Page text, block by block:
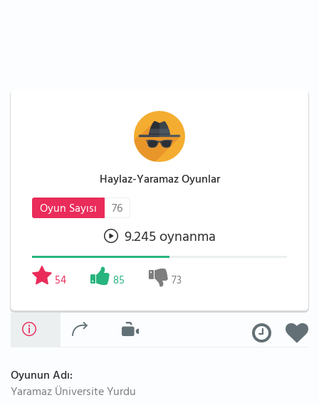
Haylaz-Yaramaz Oyunlar
Oyun Sayısı
76
9.245 oynanma
54 85 73
Oyunun Adı:
Yaramaz Üniversite Yurdu